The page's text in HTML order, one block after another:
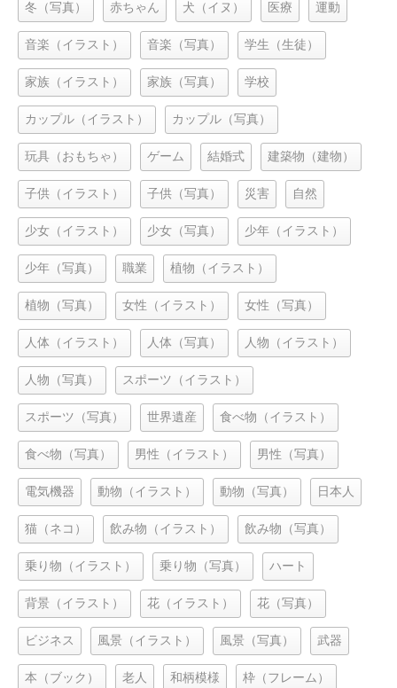
冬（写真） 赤ちゃん 犬（イヌ） 医療 運動
音楽（イラスト） 音楽（写真） 学生（生徒）
家族（イラスト） 家族（写真） 学校
カップル（イラスト） カップル（写真）
玩具（おもちゃ） ゲーム 結婚式 建築物（建物）
子供（イラスト） 子供（写真） 災害 自然
少女（イラスト） 少女（写真） 少年（イラスト）
少年（写真） 職業 植物（イラスト）
植物（写真） 女性（イラスト） 女性（写真）
人体（イラスト） 人体（写真） 人物（イラスト）
人物（写真） スポーツ（イラスト）
スポーツ（写真） 世界遺産 食べ物（イラスト）
食べ物（写真） 男性（イラスト） 男性（写真）
電気機器 動物（イラスト） 動物（写真） 日本人
猫（ネコ） 飲み物（イラスト） 飲み物（写真）
乗り物（イラスト） 乗り物（写真） ハート
背景（イラスト） 花（イラスト） 花（写真）
ビジネス 風景（イラスト） 風景（写真） 武器
本（ブック） 老人 和柄模様 枠（フレーム）